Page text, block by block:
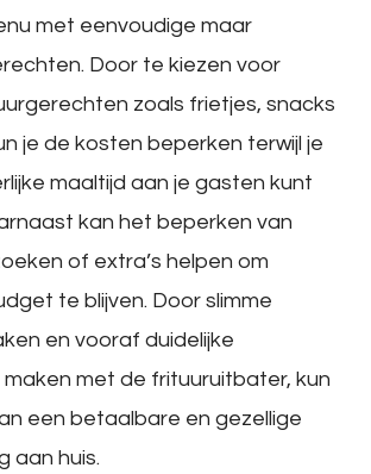
met eenvoudige maar
Door te kiezen voor
zoals frietjes, snacks
je de kosten beperken terwijl je
maaltijd aan je gasten kunt
kan het beperken van
of extra’s helpen om
te blijven. Door slimme
en vooraf duidelijke
met de frituuruitbater, kun
een betaalbare en gezellige
aan huis.